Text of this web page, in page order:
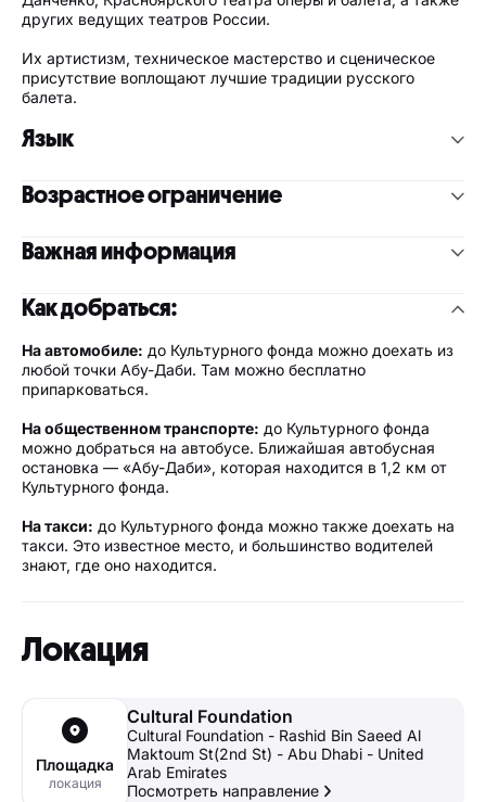
других ведущих театров России.
Их артистизм, техническое мастерство и сценическое
присутствие воплощают лучшие традиции русского
балета.
Язык
Возрастное ограничение
Возрастное ограничение:
Дети младше 6 лет не допускаются
Важная информация
Пожалуйста, не забудьте загрузить приложение
Platinumlist, чтобы получить доступ к билету, прежде
Двери открываются за 30 минут до начала
представления.
Зрители, опоздавшие на представление, будут
антракта. Опоздавшие могут быть размещены на
других местах, чтобы не мешать просмотру спектакля.
У Культурного фонда имеется ограниченное количество
бесплатных парковочных мест.
камер мобильных телефонов, строго запрещена в
театре Культурного фонда, если не указано иное.
В театр запрещено проносить еду и напитки.
Как добраться:
На автомобиле: до Культурного фонда можно доехать из
любой точки Абу-Даби. Там можно бесплатно
припарковаться.
На общественном транспорте: до Культурного фонда
можно добраться на автобусе. Ближайшая автобусная
остановка — «Абу-Даби», которая находится в 1,2 км от
Культурного фонда.
На такси: до Культурного фонда можно также доехать на
такси. Это известное место, и большинство водителей
знают, где оно находится.
Локация
Площадка
локация
Cultural Foundation
Cultural Foundation - Rashid Bin Saeed Al
Maktoum St(2nd St) - Abu Dhabi - United
Arab Emirates
Посмотреть направление